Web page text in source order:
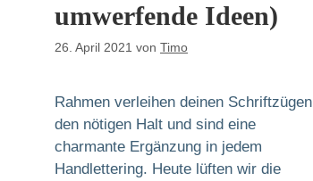
umwerfende Ideen)
26. April 2021 von Timo
Rahmen verleihen deinen Schriftzügen
den nötigen Halt und sind eine
charmante Ergänzung in jedem
Handlettering. Heute lüften wir die